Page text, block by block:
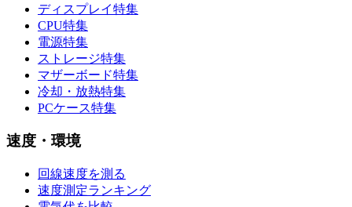
ディスプレイ特集
CPU特集
電源特集
ストレージ特集
マザーボード特集
冷却・放熱特集
PCケース特集
速度・環境
回線速度を測る
速度測定ランキング